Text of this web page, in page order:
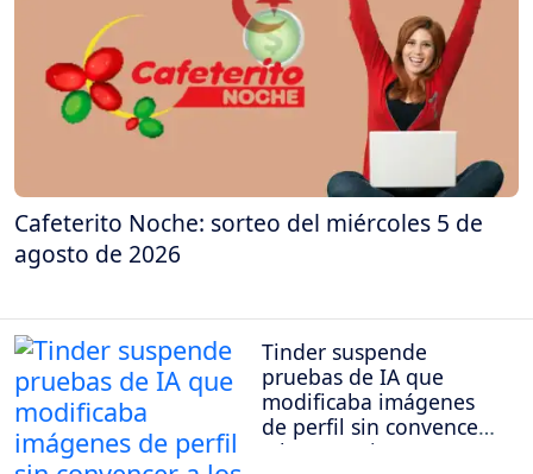
Cafeterito Noche: sorteo del miércoles 5 de
agosto de 2026
Tinder suspende
pruebas de IA que
modificaba imágenes
de perfil sin convencer
a los usuarios